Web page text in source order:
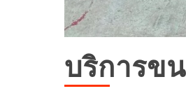
บริการข